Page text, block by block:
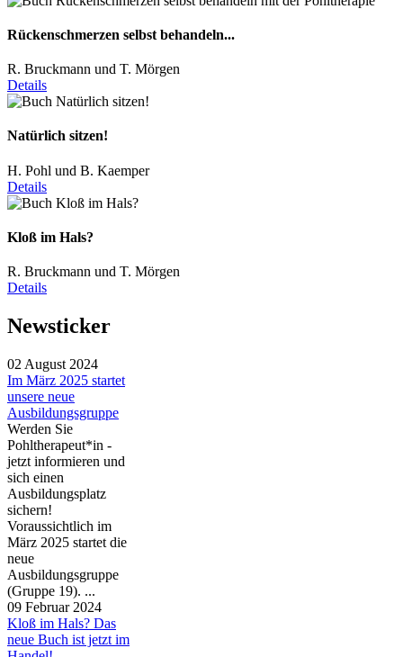
Rückenschmerzen selbst behandeln...
R. Bruckmann und T. Mörgen
Details
Natürlich sitzen!
H. Pohl und B. Kaemper
Details
Kloß im Hals?
R. Bruckmann und T. Mörgen
Details
Newsticker
02 August 2024
Im März 2025 startet
unsere neue
Ausbildungsgruppe
Werden Sie
Pohltherapeut*in -
jetzt informieren und
sich einen
Ausbildungsplatz
sichern!
Voraussichtlich im
März 2025 startet die
neue
Ausbildungsgruppe
(Gruppe 19). ...
09 Februar 2024
Kloß im Hals? Das
neue Buch ist jetzt im